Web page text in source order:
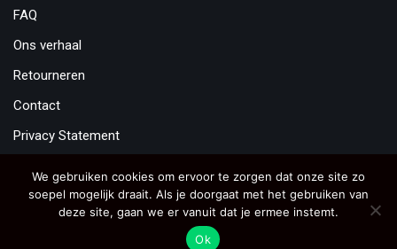
FAQ
Ons verhaal
Retourneren
Contact
Privacy Statement
Copyright © 2021 Escape Gifts
. Alle rechten voorbehouden.
This site is protected by reCAPTCHA and the Google
We gebruiken cookies om ervoor te zorgen dat onze site zo
soepel mogelijk draait. Als je doorgaat met het gebruiken van
deze site, gaan we er vanuit dat je ermee instemt.
Ok